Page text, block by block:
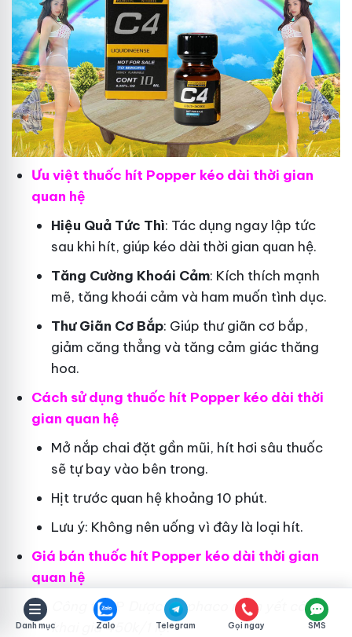
Ưu việt thuốc hít Popper kéo dài thời gian
quan hệ
Hiệu Quả Tức Thì: Tác dụng ngay lập tức
sau khi hít, giúp kéo dài thời gian quan hệ.
Tăng Cường Khoái Cảm: Kích thích mạnh
mẽ, tăng khoái cảm và ham muốn tình dục.
Thư Giãn Cơ Bắp: Giúp thư giãn cơ bắp,
giảm căng thẳng và tăng cảm giác thăng
hoa.
Cách sử dụng thuốc hít Popper kéo dài thời
gian quan hệ
Mở nắp chai đặt gần mũi, hít hơi sâu thuốc
sẽ tự bay vào bên trong.
Hịt trước quan hệ khoảng 10 phút.
Lưu ý: Không nên uống vì đây là loại hít.
Giá bán thuốc hít Popper kéo dài thời gian
quan hệ
Công tyCP Dược Traphaco
niêm yết công
khai giá 450k/1 lọ.
Danh mục Zalo Telegram Gọi ngay SMS